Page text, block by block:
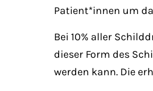
Patient*innen um
Bei 10% aller
dieser Form des
werden kann. Die